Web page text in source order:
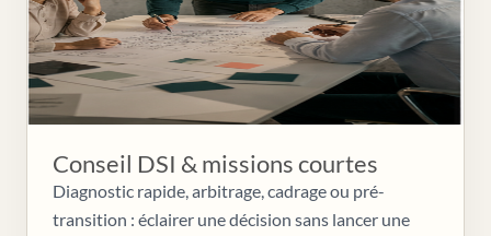
Conseil DSI & missions courtes
Diagnostic rapide, arbitrage, cadrage ou pré-
transition : éclairer une décision sans lancer une